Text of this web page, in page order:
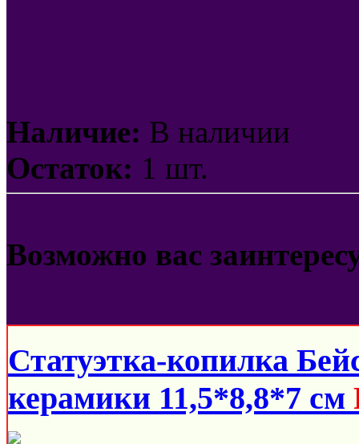
Наличие: В наличии
Остаток: 1 шт.
Возможно вас
Статуэтка-копилка
керамики 11,5*8,8*7 см